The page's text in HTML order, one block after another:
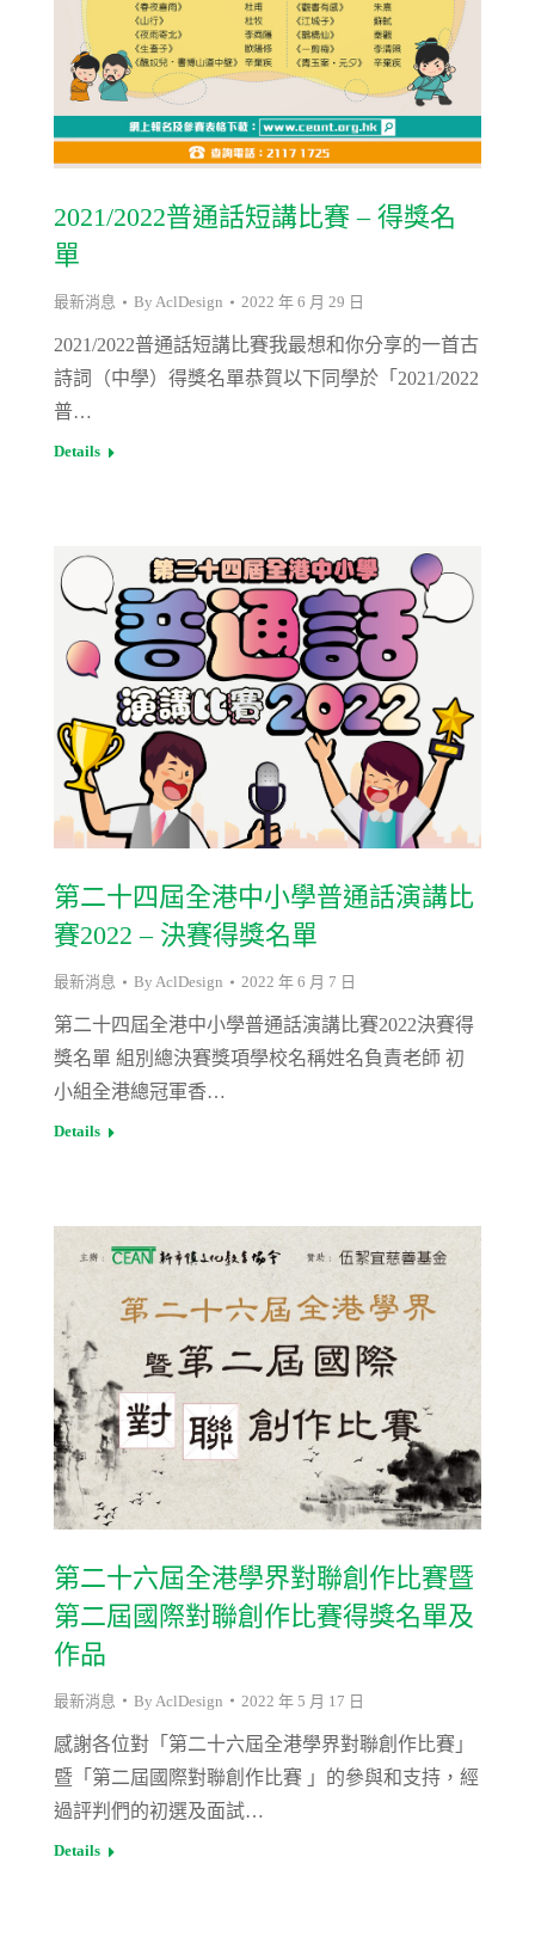
2021/2022普通話短講比賽 – 得獎名
單
最新消息 By AclDesign 2022 年 6 月 29 日
2021/2022普通話短講比賽我最想和你分享的一首古
詩詞（中學）得獎名單恭賀以下同學於「2021/2022
普…
Details
第二十四屆全港中小學普通話演講比
賽2022 – 決賽得獎名單
最新消息 By AclDesign 2022 年 6 月 7 日
第二十四屆全港中小學普通話演講比賽2022決賽得
獎名單 組別總決賽獎項學校名稱姓名負責老師 初
小組全港總冠軍香…
Details
第二十六屆全港學界對聯創作比賽暨
第二屆國際對聯創作比賽得獎名單及
作品
最新消息 By AclDesign 2022 年 5 月 17 日
感謝各位對「第二十六屆全港學界對聯創作比賽」
暨「第二屆國際對聯創作比賽 」的參與和支持，經
過評判們的初選及面試…
Details